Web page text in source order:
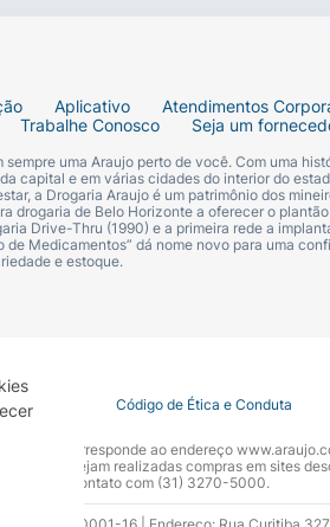
Aplicativo Atendimentos
Trabalhe Conosco Seja um
uma Araujo perto de você. Com uma
capital e em várias cidades do interior do
a Drogaria Araujo é um patrimônio dos
drogaria de Belo Horizonte a oferecer o
Drive-Thru (1990) e a primeira rede a
de Medicamentos” dá nome novo para uma
e estoque.
Covid-19 Código de Ética e Conduta
oficial corresponde ao endereço
que não sejam realizadas compras em sites
entrar em contato com (31) 3270-5000.